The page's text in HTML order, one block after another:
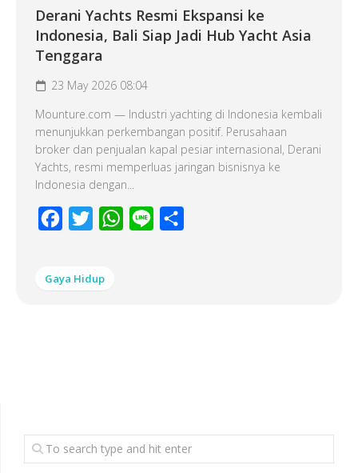
Derani Yachts Resmi Ekspansi ke
Indonesia, Bali Siap Jadi Hub Yacht Asia
Tenggara
23 May 2026 08:04
Mounture.com — Industri yachting di Indonesia kembali
menunjukkan perkembangan positif. Perusahaan
broker dan penjualan kapal pesiar internasional, Derani
Yachts, resmi memperluas jaringan bisnisnya ke
Indonesia dengan...
Facebook
Twitter WhatsApp
Line
Gaya Hidup